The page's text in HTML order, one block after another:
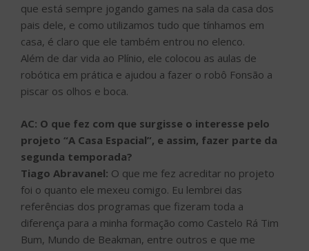
que está sempre jogando games na sala da casa dos
pais dele, e como utilizamos tudo que tínhamos em
casa, é claro que ele também entrou no elenco.
Além de dar vida ao Plínio, ele colocou as aulas de
robótica em prática e ajudou a fazer o robô Fonsão a
piscar os olhos e boca.
AC: O que fez com que surgisse o interesse pelo
projeto “A Casa Espacial”, e assim, fazer parte da
segunda temporada?
Tiago Abravanel: O que me fez acreditar no projeto
foi o quanto ele mexeu comigo. Eu lembrei das
referências dos programas que fizeram toda a
diferença para a minha formação como Castelo Rá Tim
Bum, Mundo de Beakman, entre outros e que me